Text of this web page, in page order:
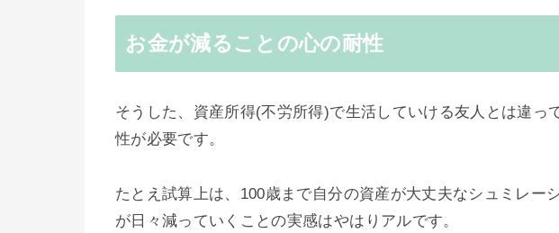
お金が減ることの心の耐性
そうした、資産所得(不労所得)で生活していける友人とは違っ
性が必要です。
たとえ試算上は、100歳まで自分の資産が大丈夫なシュミレー
が日々減っていくことの実感はやはりアルです。